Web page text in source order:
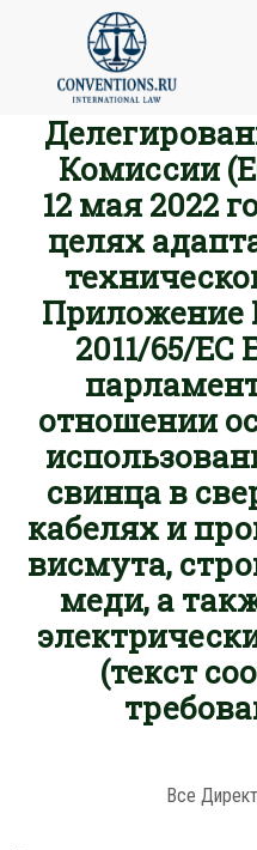
Комиссии
12 мая 2022
целях
Приложение
2011/65/ЕС
отношении
свинца в
кабелях и
висмута,
меди, а
(текст
Все